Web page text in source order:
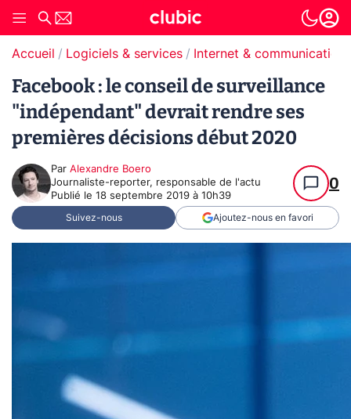
Accueil Logiciels & services Internet & communication
Facebook : le conseil de surveillance
"indépendant" devrait rendre ses
premières décisions début 2020
Par Alexandre Boero
Journaliste-reporter, responsable de l'actu
Publié le 18 septembre 2019 à 10h39
0
Suivez-nous Ajoutez-nous en favori